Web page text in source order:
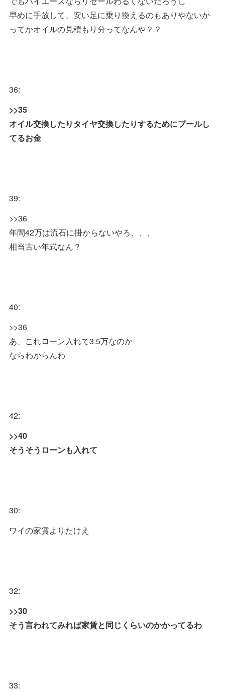
早めに手放して、安い足に乗り換えるのもありやないか
ってかオイルの見積もり分ってなんや？？
36:
>>35
オイル交換したりタイヤ交換したりするためにプールし
てるお金
39:
>>36
年間42万は流石に掛からないやろ、、、
相当古い年式なん？
40:
>>36
あ、これローン入れて3.5万なのか
ならわからんわ
42:
>>40
そうそうローンも入れて
30:
ワイの家賃よりたけえ
32:
>>30
そう言われてみれば家賃と同じくらいのかかってるわ
33: